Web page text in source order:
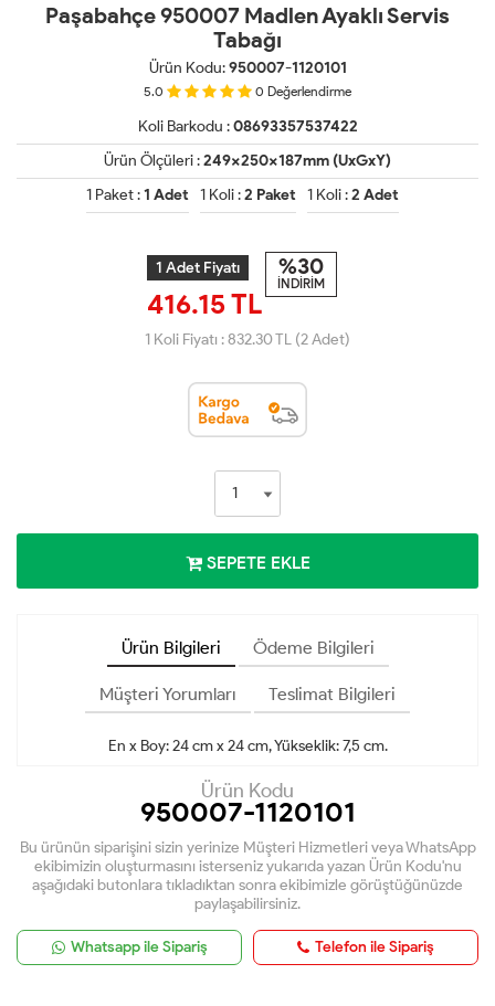
Paşabahçe 950007 Madlen Ayaklı Servis
Tabağı
Ürün Kodu:950007-1120101
5.0 0 Değerlendirme
Koli Barkodu :08693357537422
Ürün Ölçüleri :249x250x187mm (UxGxY)
1 Paket :1 Adet 1 Koli :2 Paket 1 Koli :2 Adet
1 Adet Fiyatı
416.15 TL
%30
İNDİRİM
1 Koli Fiyatı :832.30TL (2 Adet)
SEPETE EKLE
Ürün Bilgileri Ödeme Bilgileri
Müşteri Yorumları Teslimat Bilgileri
En x Boy: 24 cm x 24 cm, Yükseklik: 7,5 cm.
Ürün Kodu
950007-1120101
Bu ürünün siparişini sizin yerinize Müşteri Hizmetleri veya WhatsApp
ekibimizin oluşturmasını isterseniz yukarıda yazan Ürün Kodu'nu
aşağıdaki butonlara tıkladıktan sonra ekibimizle görüştüğünüzde
paylaşabilirsiniz.
Whatsapp ile Sipariş Telefon ile Sipariş